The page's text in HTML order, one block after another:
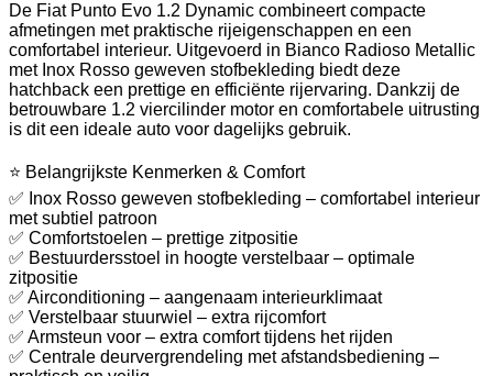
De Fiat Punto Evo 1.2 Dynamic combineert compacte
afmetingen met praktische rijeigenschappen en een
comfortabel interieur. Uitgevoerd in Bianco Radioso Metallic
met Inox Rosso geweven stofbekleding biedt deze
hatchback een prettige en efficiënte rijervaring. Dankzij de
betrouwbare 1.2 viercilinder motor en comfortabele uitrusting
is dit een ideale auto voor dagelijks gebruik.
⭐ Belangrijkste Kenmerken & Comfort
✅ Inox Rosso geweven stofbekleding – comfortabel interieur
met subtiel patroon
✅ Comfortstoelen – prettige zitpositie
✅ Bestuurdersstoel in hoogte verstelbaar – optimale
zitpositie
✅ Airconditioning – aangenaam interieurklimaat
✅ Verstelbaar stuurwiel – extra rijcomfort
✅ Armsteun voor – extra comfort tijdens het rijden
✅ Centrale deurvergrendeling met afstandsbediening –